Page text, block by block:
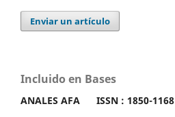
Enviar un artículo
Incluido en Bases
ANALES AFA ISSN : 1850-1168